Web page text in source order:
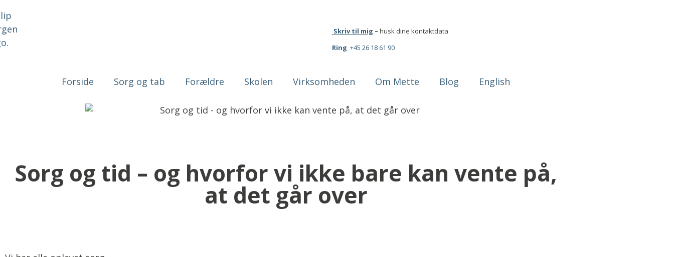
Skriv til mig – husk dine kontaktdata
Ring +45 26 18 61 90
Forside Sorg og tab Forældre Skolen Virksomheden Om Mette Blog English
Sorg og tid – og hvorfor vi ikke bare kan vente på,
at det går over